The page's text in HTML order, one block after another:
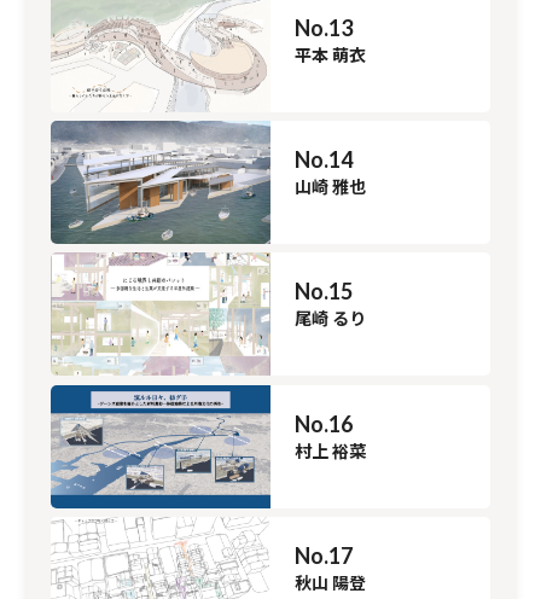
No.13
平本 萌衣
No.14
山崎 雅也
No.15
尾崎 るり
No.16
村上 裕菜
No.17
秋山 陽登